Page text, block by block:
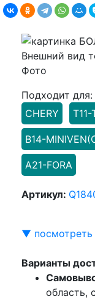
Внешний вид
Фото
Подходит для:
CHERY
T11-
B14-
A21-FORA
Артикул:
▼
Варианты
область,